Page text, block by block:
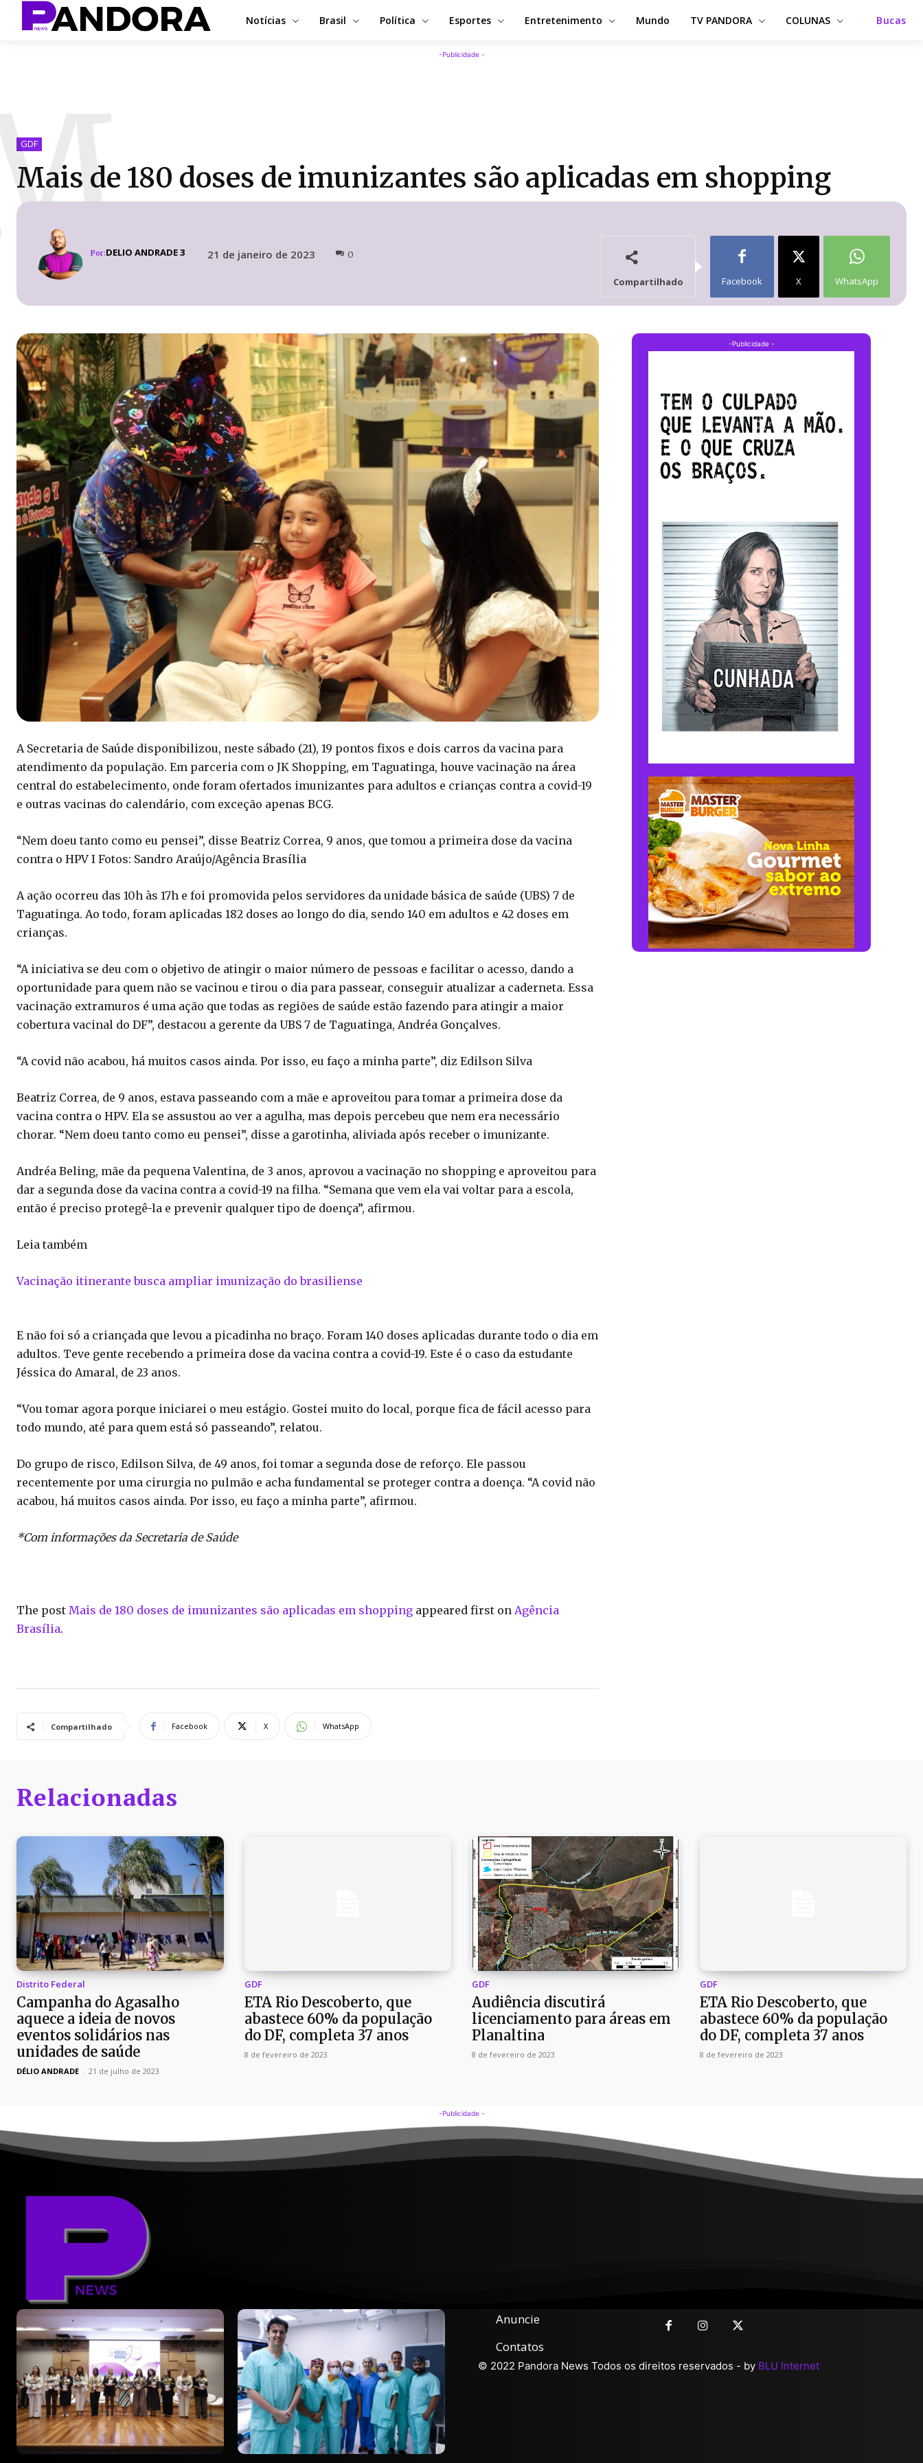
Notícias Brasil Política Esportes Entretenimento Mundo TV PANDORA COLUNAS Bucas
-Publicidade -
GDF
Mais de 180 doses de imunizantes são aplicadas em shopping
Por:DELIO ANDRADE 3 21 de janeiro de 2023 0
Compartilhado Facebook X WhatsApp
A Secretaria de Saúde disponibilizou, neste sábado (21), 19 pontos fixos e dois carros da vacina para
atendimento da população. Em parceria com o JK Shopping, em Taguatinga, houve vacinação na área
central do estabelecimento, onde foram ofertados imunizantes para adultos e crianças contra a covid-19
e outras vacinas do calendário, com exceção apenas BCG.
“Nem doeu tanto como eu pensei”, disse Beatriz Correa, 9 anos, que tomou a primeira dose da vacina
contra o HPV I Fotos: Sandro Araújo/Agência Brasília
A ação ocorreu das 10h às 17h e foi promovida pelos servidores da unidade básica de saúde (UBS) 7 de
Taguatinga. Ao todo, foram aplicadas 182 doses ao longo do dia, sendo 140 em adultos e 42 doses em
crianças.
“A iniciativa se deu com o objetivo de atingir o maior número de pessoas e facilitar o acesso, dando a
oportunidade para quem não se vacinou e tirou o dia para passear, conseguir atualizar a caderneta. Essa
vacinação extramuros é uma ação que todas as regiões de saúde estão fazendo para atingir a maior
cobertura vacinal do DF”, destacou a gerente da UBS 7 de Taguatinga, Andréa Gonçalves.
“A covid não acabou, há muitos casos ainda. Por isso, eu faço a minha parte”, diz Edilson Silva
Beatriz Correa, de 9 anos, estava passeando com a mãe e aproveitou para tomar a primeira dose da
vacina contra o HPV. Ela se assustou ao ver a agulha, mas depois percebeu que nem era necessário
chorar. “Nem doeu tanto como eu pensei”, disse a garotinha, aliviada após receber o imunizante.
Andréa Beling, mãe da pequena Valentina, de 3 anos, aprovou a vacinação no shopping e aproveitou para
dar a segunda dose da vacina contra a covid-19 na filha. “Semana que vem ela vai voltar para a escola,
então é preciso protegê-la e prevenir qualquer tipo de doença”, afirmou.
Leia também
Vacinação itinerante busca ampliar imunização do brasiliense
E não foi só a criançada que levou a picadinha no braço. Foram 140 doses aplicadas durante todo o dia em
adultos. Teve gente recebendo a primeira dose da vacina contra a covid-19. Este é o caso da estudante
Jéssica do Amaral, de 23 anos.
“Vou tomar agora porque iniciarei o meu estágio. Gostei muito do local, porque fica de fácil acesso para
todo mundo, até para quem está só passeando”, relatou.
Do grupo de risco, Edilson Silva, de 49 anos, foi tomar a segunda dose de reforço. Ele passou
recentemente por uma cirurgia no pulmão e acha fundamental se proteger contra a doença. “A covid não
acabou, há muitos casos ainda. Por isso, eu faço a minha parte”, afirmou.
*Com informações da Secretaria de Saúde
The post Mais de 180 doses de imunizantes são aplicadas em shopping appeared first on Agência
Brasília.
Compartilhado Facebook X WhatsApp
-Publicidade -
Relacionadas
Distrito Federal
Campanha do Agasalho
aquece a ideia de novos
eventos solidários nas
unidades de saúde
DÉLIO ANDRADE - 21 de julho de 2023
GDF
ETA Rio Descoberto, que
abastece 60% da população
do DF, completa 37 anos
8 de fevereiro de 2023
GDF
Audiência discutirá
licenciamento para áreas em
Planaltina
8 de fevereiro de 2023
GDF
ETA Rio Descoberto, que
abastece 60% da população
do DF, completa 37 anos
8 de fevereiro de 2023
-Publicidade -
Anuncie
Contatos
© 2022 Pandora News Todos os direitos reservados - by BLU Internet